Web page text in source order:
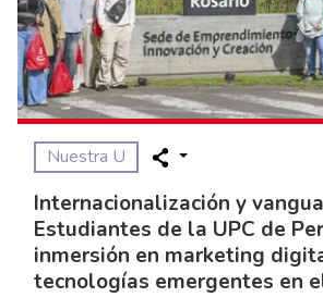
Nuestra U
Internacionalización y
Estudiantes de la UPC de
inmersión en marketing
tecnologías emergentes en